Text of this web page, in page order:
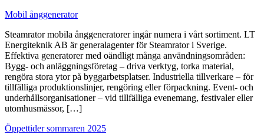
Mobil ånggenerator
Steamrator mobila ånggeneratorer ingår numera i vårt sortiment. LT
Energiteknik AB är generalagenter för Steamrator i Sverige.
Effektiva generatorer med oändligt många användningsområden:
Bygg- och anläggningsföretag – driva verktyg, torka material,
rengöra stora ytor på byggarbetsplatser. Industriella tillverkare – för
tillfälliga produktionslinjer, rengöring eller förpackning. Event- och
underhållsorganisationer – vid tillfälliga evenemang, festivaler eller
utomhusmässor, […]
Öppettider sommaren 2025